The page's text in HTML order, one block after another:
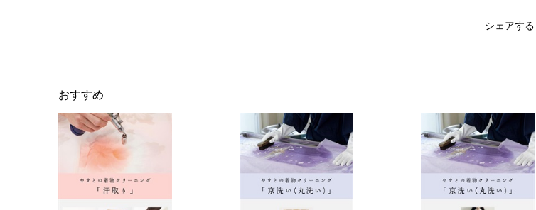
シェアする
おすすめ